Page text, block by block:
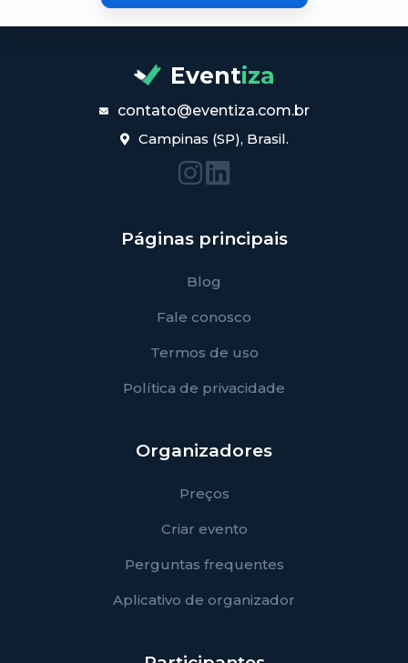
Eventiza
contato@eventiza.com.br
Campinas (SP), Brasil.
Páginas principais
Blog
Fale conosco
Termos de uso
Política de privacidade
Organizadores
Preços
Criar evento
Perguntas frequentes
Aplicativo de organizador